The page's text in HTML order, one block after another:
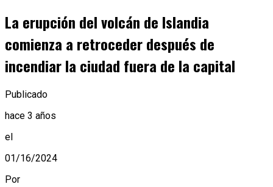
La erupción del volcán de Islandia
comienza a retroceder después de
incendiar la ciudad fuera de la capital
Publicado
hace 3 años
el
01/16/2024
Por